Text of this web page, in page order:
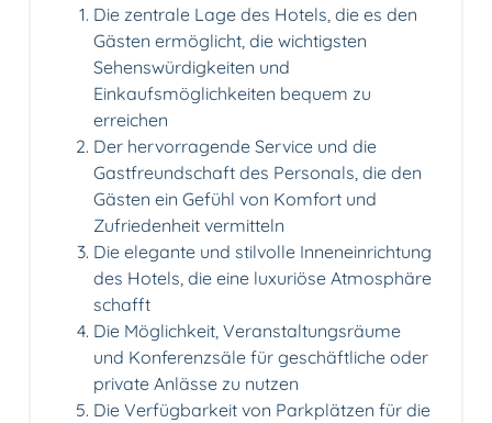
Die zentrale Lage des Hotels, die es den
Gästen ermöglicht, die wichtigsten
Sehenswürdigkeiten und
Einkaufsmöglichkeiten bequem zu
erreichen
Der hervorragende Service und die
Gastfreundschaft des Personals, die den
Gästen ein Gefühl von Komfort und
Zufriedenheit vermitteln
Die elegante und stilvolle Inneneinrichtung
des Hotels, die eine luxuriöse Atmosphäre
schafft
Die Möglichkeit, Veranstaltungsräume
und Konferenzsäle für geschäftliche oder
private Anlässe zu nutzen
Die Verfügbarkeit von Parkplätzen für die